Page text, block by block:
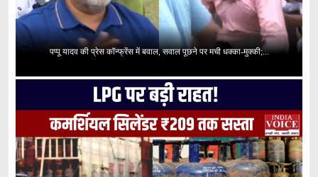
पप्पू यादव की प्रेस कॉन्फ्रेंस में बवाल, सवाल पूछने पर मची धक्का-मुक्की;...